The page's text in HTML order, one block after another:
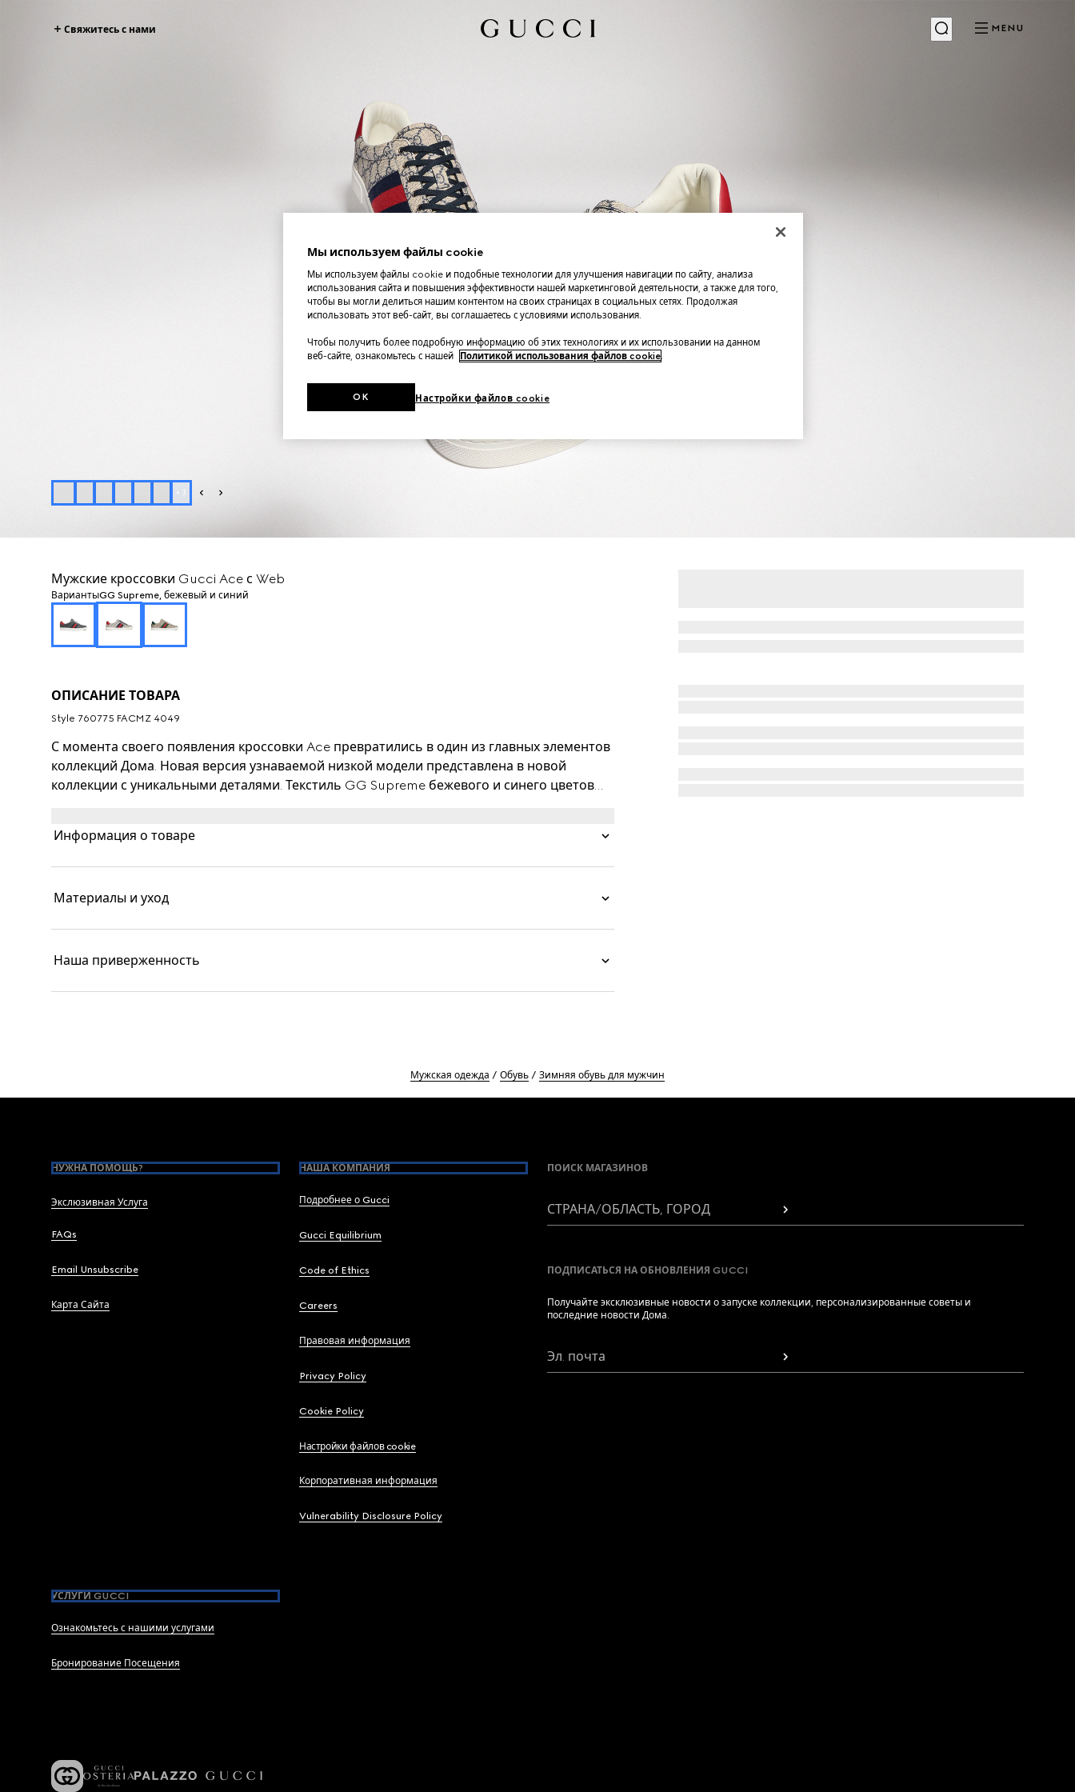
Свяжитесь с нами MENU
+ 3
Мужские кроссовки Gucci Ace с Web
ВариантыGG Supreme, бежевый и синий
ОПИСАНИЕ ТОВАРА
Style ‎760775 FACMZ 4049
С момента своего появления кроссовки Ace превратились в один из главных элементов
коллекций Дома. Новая версия узнаваемой низкой модели представлена в новой
коллекции с уникальными деталями. Текстиль GG Supreme бежевого и синего цветов
Информация о товаре
Материалы и уход
Наша приверженность
Мужская одежда Обувь Зимняя обувь для мужчин
НУЖНА ПОМОЩЬ?
Экслюзивная Услуга
FAQs
Email Unsubscribe
Карта Сайта
НАША КОМПАНИЯ
Подробнее о Gucci
Gucci Equilibrium
Code of Ethics
Careers
Правовая информация
Privacy Policy
Cookie Policy
Настройки файлов cookie
Корпоративная информация
Vulnerability Disclosure Policy
УСЛУГИ GUCCI
Ознакомьтесь с нашими услугами
Бронирование Посещения
ПОИСК МАГАЗИНОВ
СТРАНА/ОБЛАСТЬ, ГОРОД
ПОДПИСАТЬСЯ НА ОБНОВЛЕНИЯ GUCCI
Получайте эксклюзивные новости о запуске коллекции, персонализированные советы и
последние новости Дома.
Эл. почта
Мы используем файлы cookie
Мы используем файлы cookie и подобные технологии для улучшения навигации по сайту, анализа
использования сайта и повышения эффективности нашей маркетинговой деятельности, а также для того,
чтобы вы могли делиться нашим контентом на своих страницах в социальных сетях. Продолжая
использовать этот веб-сайт, вы соглашаетесь с условиями использования.
Чтобы получить более подробную информацию об этих технологиях и их использовании на данном
веб-сайте, ознакомьтесь с нашей
Политикой использования файлов cookie.
Настройки файлов cookie
OK